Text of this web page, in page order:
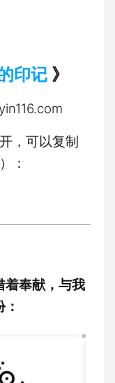
印记 》
，可以复制
：
着奉献，与我